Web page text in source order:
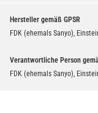
Hersteller gemäß GPSR
FDK (ehemals Sanyo),
Verantwortliche Person
FDK (ehemals Sanyo),